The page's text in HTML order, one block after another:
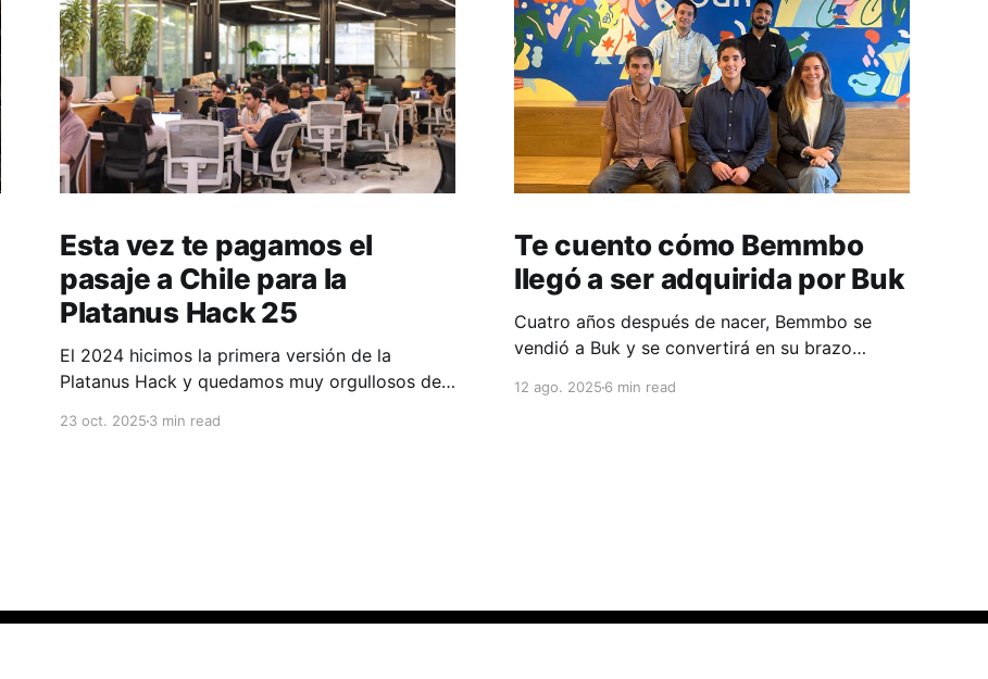
Esta vez te pagamos el
pasaje a Chile para la
Platanus Hack 25
El 2024 hicimos la primera versión de la
Platanus Hack y quedamos muy orgullosos de
23 oct. 20253 min read
Te cuento cómo Bemmbo
llegó a ser adquirida por Buk
Cuatro años después de nacer, Bemmbo se
vendió a Buk y se convertirá en su brazo
adquisición. Aunque cualquier exit real en
12 ago. 20256 min read